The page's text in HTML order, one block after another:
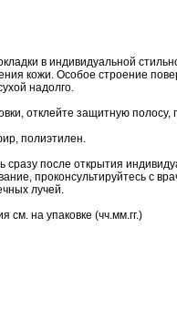
в индивидуальной
кожи. Особое строение
надолго.
отклейте защитную
полиэтилен.
сразу после открытия
проконсультируйтесь с
лучей.
см. на упаковке (чч.мм.гг.)